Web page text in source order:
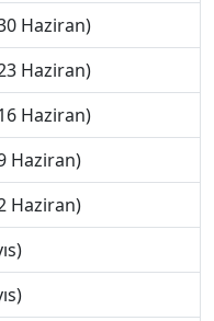
Haziran)
Haziran)
Haziran)
Haziran)
Haziran)